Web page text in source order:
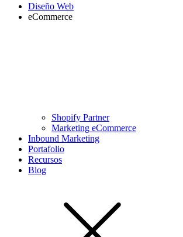
Diseño Web
eCommerce
Shopify Partner
Marketing eCommerce
Inbound Marketing
Portafolio
Recursos
Blog